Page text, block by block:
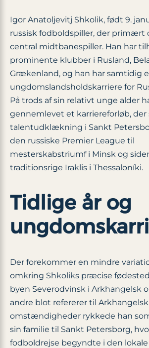
Igor Anatoljevitj Shkolik, født 9.
russisk fodboldspiller, der
central midtbanespiller. Han har
prominente klubber i Rusland,
Grækenland, og han har samtidig
ungdomslandsholdskarriere for
På trods af sin relativt unge alder
gennemlevet et karriereforløb,
talentudklækning i Sankt
den russiske Premier League til
mesterskabstriumf i Minsk og
traditionsrige Iraklis i Thessaloníki.
Tidlige år og
Der forekommer en mindre
omkring Shkoliks præcise
byen Severodvinsk i Arkhangelsk
andre blot refererer til
omstændigheder rykkede han
sin familie til Sankt Petersborg,
fodboldrejse begyndte i den